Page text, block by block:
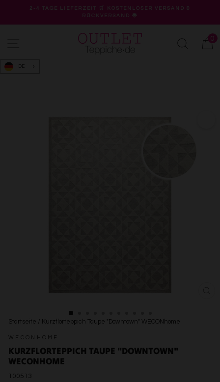
Inhalt
Pause
2-4 TAGE LIEFERZEIT 🛒 KOSTENLOSER VERSAND &
RÜCKVERSAND 🌟
Suche0
Startseite / Kurzflorteppich Taupe "Downtown" WECONhome
WECONHOME
KURZFLORTEPPICH TAUPE "DOWNTOWN"
WECONHOME
100513